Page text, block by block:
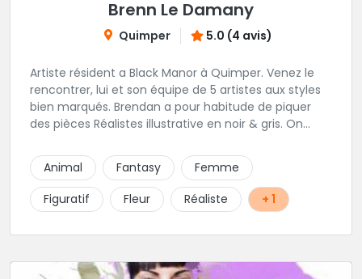
Brenn Le Damany
Quimper 5.0 (4 avis)
Artiste résident a Black Manor à Quimper. Venez le
rencontrer, lui et son équipe de 5 artistes aux styles
bien marqués. Brendan a pour habitude de piquer
des pièces Réalistes illustrative en noir & gris. On
de votre projet avec lui.
Animal Fantasy
Femme
Figuratif
Fleur Réaliste + 1